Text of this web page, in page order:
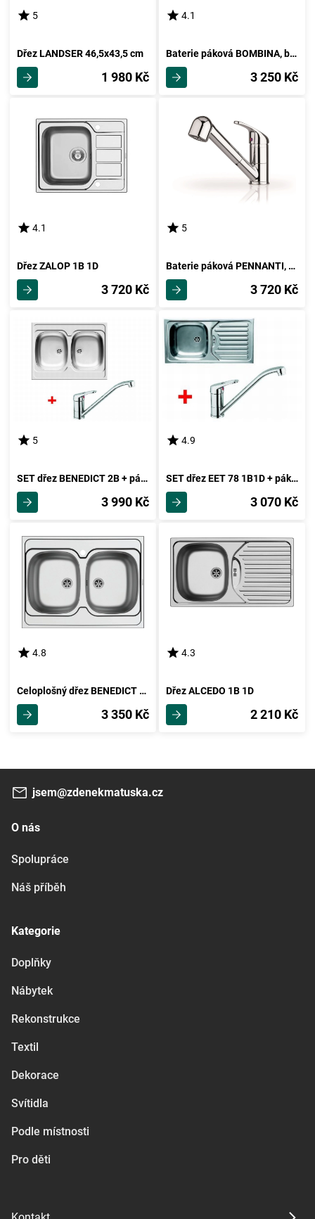
5
Dřez LANDSER 46,5x43,5 cm
1 980 Kč
4.1
Baterie páková BOMBINA, béžová
3 250 Kč
4.1
Dřez ZALOP 1B 1D
3 720 Kč
5
Baterie páková PENNANTI, chrom
3 720 Kč
5
SET dřez BENEDICT 2B + páková baterie ROYCE - CHROM
3 990 Kč
4.9
SET dřez EET 78 1B1D + páková baterie ROYCE-CHROM
3 070 Kč
4.8
Celoplošný dřez BENEDICT (80x60) 2B
3 350 Kč
4.3
Dřez ALCEDO 1B 1D
2 210 Kč
jsem@zdenekmatuska.cz
O nás
Spolupráce
Náš příběh
Kategorie
Doplňky
Nábytek
Rekonstrukce
Textil
Dekorace
Svítidla
Podle místnosti
Pro děti